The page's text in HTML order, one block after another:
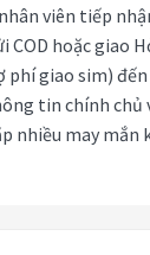
nhân viên tiếp
COD hoặc giao
giao sim)
tin chính chủ
nhiều may mắn